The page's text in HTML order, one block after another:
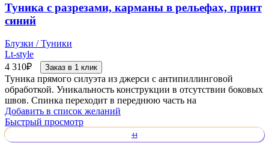
Туника с разрезами, карманы в рельефах, принт
синий
Блузки / Туники
Lt-style
4 310₽ Заказ в 1 клик
Туника прямого силуэта из джерси с антипиллинговой
обработкой. Уникальность конструкции в отсутствии боковых
швов. Спинка переходит в переднюю часть на
Добавить в список желаний
Быстрый просмотр
44